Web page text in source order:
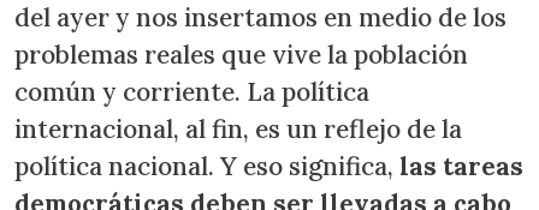
del ayer y nos insertamos en medio de los
problemas reales que vive la población
común y corriente. La política
internacional, al fin, es un reflejo de la
política nacional. Y eso significa, las tareas